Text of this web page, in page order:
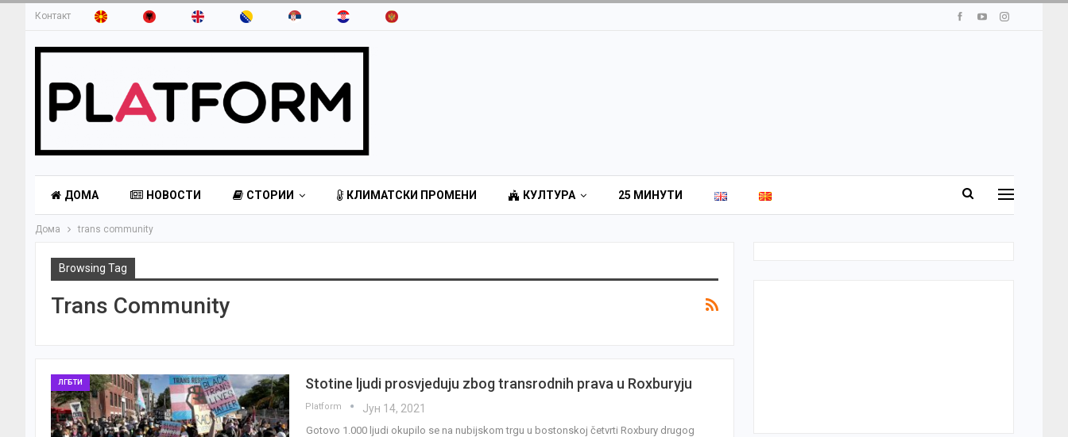
Контакт
ДОМА НОВОСТИ СТОРИИ КЛИМАТСКИ ПРОМЕНИ КУЛТУРА 25 МИНУТИ
Дома trans community
Browsing Tag
Trans Community
ЛГБТИ Stotine ljudi prosvjeduju zbog transrodnih prava u Roxburyju
Platform Јун 14, 2021
Gotovo 1.000 ljudi okupilo se na nubijskom trgu u bostonskoj četvrti Roxbury drugog